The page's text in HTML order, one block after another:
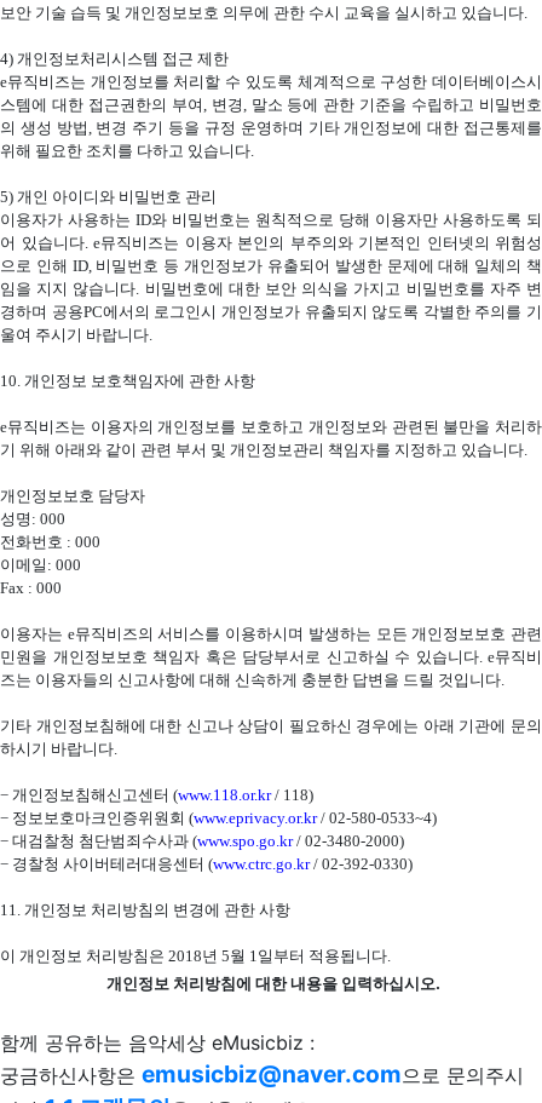
보안 기술 습득 및 개인정보보호 의무에 관한 수시 교육을 실시하고 있습니다
4) 개인정보처리시스템 접근 제한
e뮤직비즈는 개인정보를 처리할 수 있도록 체계적으로 구성한 데이터베이스시
스템에 대한 접근권한의 부여
변경
말소 등에 관한 기준을 수립하고 비밀번호
의 생성 방법 변경 주기 등을 규정 운영하며 기타 개인정보에 대한 접근통제를
위해 필요한 조치를 다하고 있습니다
5) 개인 아이디와 비밀번호 관리
이용자가 사용하는 ID와 비밀번호는 원칙적으로 당해 이용자만 사용하도록 되
어 있습니다. e뮤직비즈는 이용자 본인의 부주의와 기본적인 인터넷의 위험성
으로 인해 ID, 비밀번호 등 개인정보가 유출되어 발생한 문제에 대해 일체의 책
임을 지지 않습니다 비밀번호에 대한 보안 의식을 가지고 비밀번호를 자주 변
경하며 공용PC에서의 로그인시 개인정보가 유출되지 않도록 각별한 주의를 기
울여 주시기 바랍니다
10. 개인정보 보호책임자에 관한 사항
e뮤직비즈는 이용자의 개인정보를 보호하고 개인정보와 관련된 불만을 처리하
기 위해 아래와 같이 관련 부서 및 개인정보관리 책임자를 지정하고 있습니다
개인정보보호 담당자
성명 : 000
전화번호 : 000
이메일 : 000
Fax : 000
이용자는 e뮤직비즈의 서비스를 이용하시며 발생하는 모든 개인정보보호 관련
민원을 개인정보보호 책임자 혹은 담당부서로 신고하실 수 있습니다. e뮤직비
즈는 이용자들의 신고사항에 대해 신속하게 충분한 답변을 드릴 것입니다
기타 개인정보침해에 대한 신고나 상담이 필요하신 경우에는 아래 기관에 문의
하시기 바랍니다
− 개인정보침해신고센터 (www.118.or.kr/ 118)
− 정보보호마크인증위원회 (www.eprivacy.or.kr/ 02-580-0533~4)
− 대검찰청 첨단범죄수사과 (www.spo.go.kr/ 02-3480-2000)
− 경찰청 사이버테러대응센터 (www.ctrc.go.kr/ 02-392-0330)
11. 개인정보 처리방침의 변경에 관한 사항
이 개인정보 처리방침은 2018년 5월 1 일부터 적용됩니다
개인정보 처리방침에 대한 내용을 입력하십시오.
함께 공유하는 음악세상 eMusicbiz :
궁금하신사항은 emusicbiz@naver.com으로 문의주시